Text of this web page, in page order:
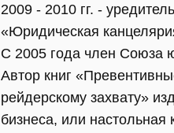
2009 - 2010 гг. -
«Юридическая
С 2005 года член Союза
Автор книг
рейдерскому захвату»
бизнеса, или